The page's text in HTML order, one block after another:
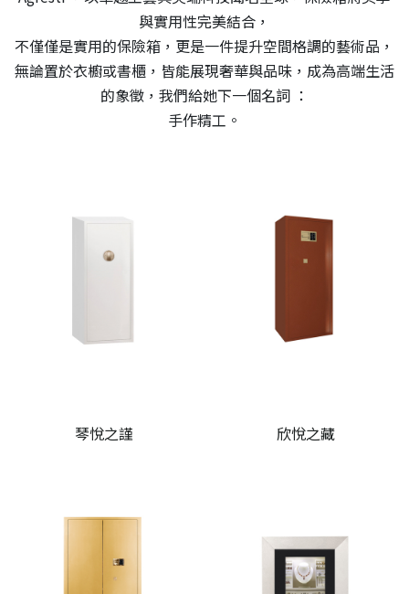
與實用性完美結合，
不僅僅是實用的保險箱，更是一件提升空間格調的藝術品，
無論置於衣櫥或書櫃，皆能展現奢華與品味，成為高端生活
的象徵，我們給她下一個名詞 ：
手作精工。
琴悅之謹 欣悅之藏